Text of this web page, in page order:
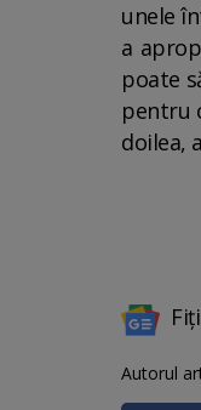
unele
a
poate
pentru
doilea,
Autorul